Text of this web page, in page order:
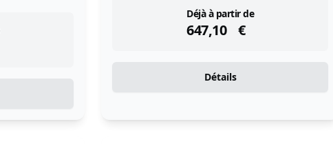
Déjà à partir de
647,10 €
instock
Détails